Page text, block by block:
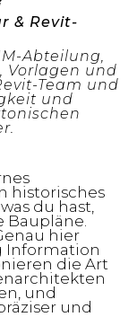
& Revit-
Abteilung,
Vorlagen und
Team und
und
historisches
du hast,
Baupläne.
hier
Information
die Art
und
und